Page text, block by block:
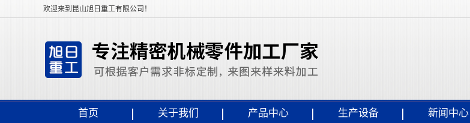
欢迎来到昆山旭日重工有限公司！
首页 关于我们 产品中心 生产设备 新闻中心